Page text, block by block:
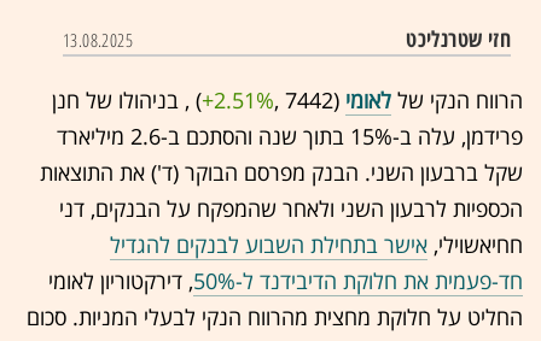
חזי שטרנליכט 13.08.2025
הרווח הנקי של לאומי (7442 ,‎
+2.51%‏) , בניהולו של חנן
פרידמן, עלה ב-15% בתוך שנה והסתכם ב-2.6 מיליארד
שקל ברבעון השני. הבנק מפרסם הבוקר (ד') את התוצאות
הכספיות לרבעון השני ולאחר שהמפקח על הבנקים, דני
חחיאשוילי, אישר בתחילת השבוע לבנקים להגדיל
חד-פעמית את חלוקת הדיבידנד ל-50%
, דירקטוריון לאומי
החליט על חלוקת מחצית מהרווח הנקי לבעלי המניות. סכום